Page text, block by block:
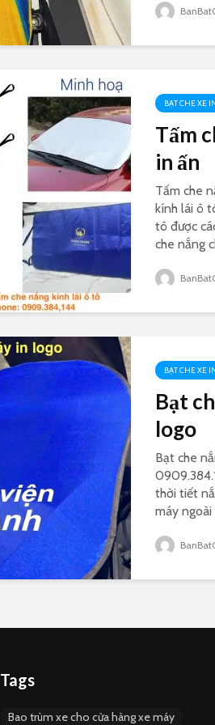
BẠT CHE XE
Tấm
in ấn
Tấm che
kính lái ô
tô được
che nắng
BẠT CHE XE
Bạt
logo
Bạt che
thời tiết
máy
Tags
Bao trùm xe cho cửa hàng xe máy